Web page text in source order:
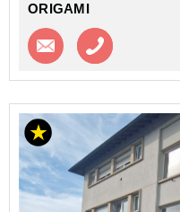
ORIGAMI
Contacter l'agence